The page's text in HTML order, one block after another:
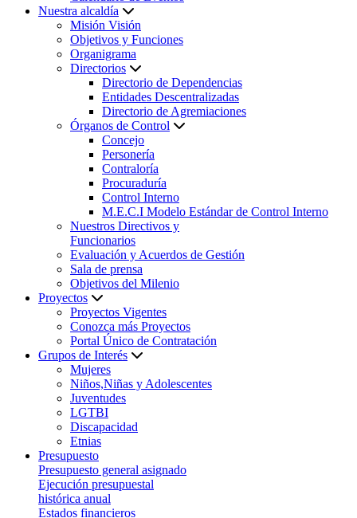
Nuestra alcaldía
Misión Visión
Objetivos y Funciones
Organigrama
Directorios
Directorio de Dependencias
Entidades Descentralizadas
Directorio de Agremiaciones
Órganos de Control
Concejo
Personería
Contraloría
Procuraduría
Control Interno
M.E.C.I Modelo Estándar de Control Interno
Nuestros Directivos y
Funcionarios
Evaluación y Acuerdos de Gestión
Sala de prensa
Objetivos del Milenio
Proyectos
Proyectos Vigentes
Conozca más Proyectos
Portal Único de Contratación
Grupos de Interés
Mujeres
Niños,Niñas y Adolescentes
Juventudes
LGTBI
Discapacidad
Etnias
Presupuesto
Presupuesto general asignado
Ejecución presupuestal
histórica anual
Estados financieros